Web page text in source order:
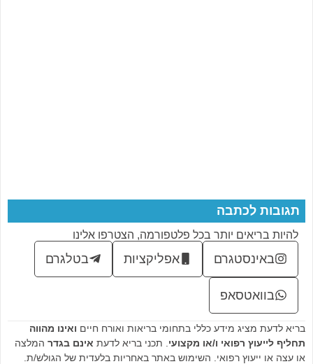
תגובות לכתבה
להיות בריאים יותר בכל פלטפורמה, הצטרפו אלינו
באינסטגרם אפליקציות בטלגרם
בוואטסאפ
בריא לדעת מציג מידע כללי בתחומי בריאות ואורח חיים ואינו מהווה
תחליף לייעוץ רפואי ו/או מקצועי . תכני בריא לדעת אינם בגדר המלצה
או עצה או ייעוץ רפואי. השימוש באתר באחריות בלעדית של הגולש/ת.